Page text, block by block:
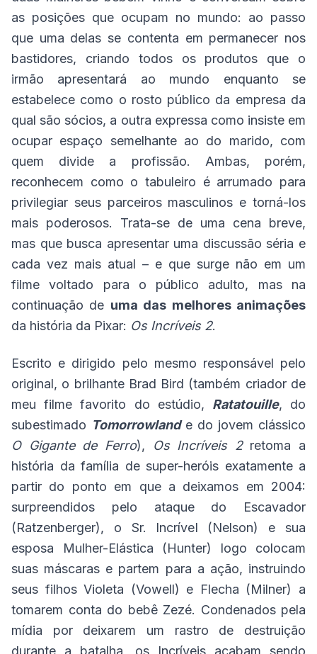
as posições que ocupam no mundo: ao passo
que uma delas se contenta em permanecer nos
bastidores, criando todos os produtos que o
irmão apresentará ao mundo enquanto se
estabelece como o rosto público da empresa da
qual são sócios, a outra expressa como insiste em
ocupar espaço semelhante ao do marido, com
quem divide a profissão. Ambas, porém,
reconhecem como o tabuleiro é arrumado para
privilegiar seus parceiros masculinos e torná-los
mais poderosos. Trata-se de uma cena breve,
mas que busca apresentar uma discussão séria e
cada vez mais atual – e que surge não em um
filme voltado para o público adulto, mas na
continuação de uma das melhores animações
da história da Pixar: Os Incríveis 2.
Escrito e dirigido pelo mesmo responsável pelo
original, o brilhante Brad Bird (também criador de
meu filme favorito do estúdio, Ratatouille, do
subestimado Tomorrowlande do jovem clássico
O Gigante de Ferro), Os Incríveis 2retoma a
história da família de super-heróis exatamente a
partir do ponto em que a deixamos em 2004:
surpreendidos pelo ataque do Escavador
(Ratzenberger), o Sr. Incrível (Nelson) e sua
esposa Mulher-Elástica (Hunter) logo colocam
suas máscaras e partem para a ação, instruindo
seus filhos Violeta (Vowell) e Flecha (Milner) a
tomarem conta do bebê Zezé. Condenados pela
mídia por deixarem um rastro de destruição